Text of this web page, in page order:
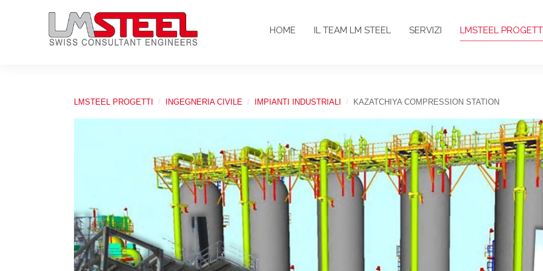
HOME IL TEAM LM STEEL SERVIZI LMSTEEL
LMSTEEL PROGETTI INGEGNERIA CIVILE IMPIANTI INDUSTRIALI KAZATCHIYA COMPRESSION STATION